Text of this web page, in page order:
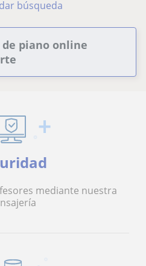
búsqueda
de piano online
mediante nuestra